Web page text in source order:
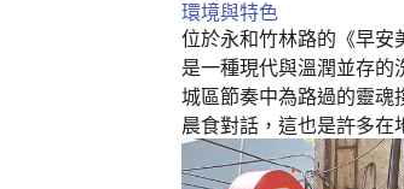
環境與特色
位於永和竹林路的《早安
是一種現代與溫潤並存的
城區節奏中為路過的靈魂
晨食對話，這也是許多在